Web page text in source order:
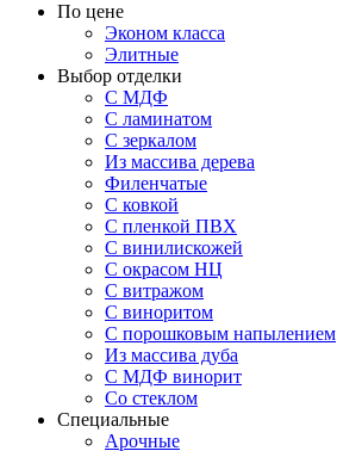
По цене
Эконом класса
Элитные
Выбор отделки
С МДФ
С ламинатом
С зеркалом
Из массива дерева
Филенчатые
С ковкой
С пленкой ПВХ
С винилискожей
С окрасом НЦ
С витражом
С виноритом
С порошковым напылением
Из массива дуба
С МДФ винорит
Со стеклом
Специальные
Арочные